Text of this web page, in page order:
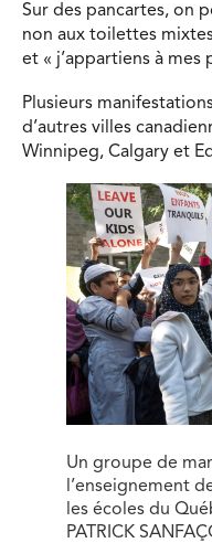
Sur des pancartes, on
non aux toilettes
et « j’appartiens à mes
Plusieurs
d’autres villes
Winnipeg, Calgary et
Un groupe de
l’enseignement
les écoles du
PATRICK